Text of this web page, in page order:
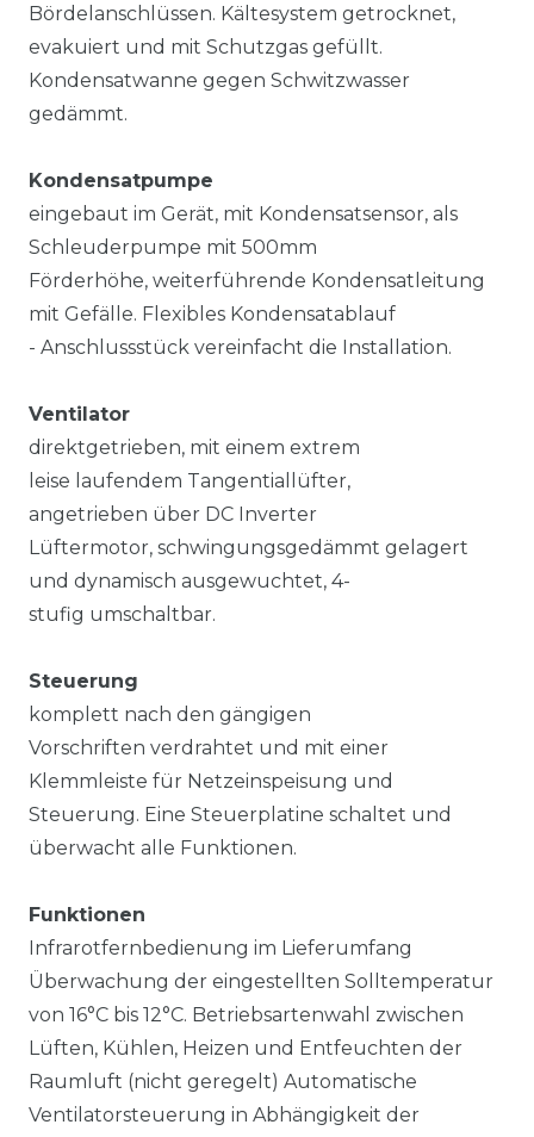
Bördelanschlüssen. Kältesystem getrocknet,
evakuiert und mit Schutzgas gefüllt.
Kondensatwanne gegen Schwitzwasser
gedämmt.
Kondensatpumpe
eingebaut im Gerät, mit Kondensatsensor, als
Schleuderpumpe mit 500mm
Förderhöhe, weiterführende Kondensatleitung
mit Gefälle. Flexibles Kondensatablauf
- Anschlussstück vereinfacht die Installation.
Ventilator
direktgetrieben, mit einem extrem
leise laufendem Tangentiallüfter,
angetrieben über DC Inverter
Lüftermotor, schwingungsgedämmt gelagert
und dynamisch ausgewuchtet, 4-
stufig umschaltbar.
Steuerung
komplett nach den gängigen
Vorschriften verdrahtet und mit einer
Klemmleiste für Netzeinspeisung und
Steuerung. Eine Steuerplatine schaltet und
überwacht alle Funktionen.
Funktionen
Infrarotfernbedienung im Lieferumfang
Überwachung der eingestellten Solltemperatur
von 16°C bis 12°C. Betriebsartenwahl zwischen
Lüften, Kühlen, Heizen und Entfeuchten der
Raumluft (nicht geregelt) Automatische
Ventilatorsteuerung in Abhängigkeit der